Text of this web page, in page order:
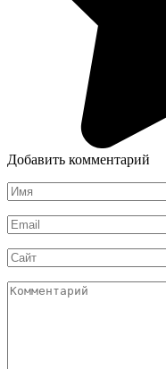
Добавить комментарий
Имя
*
Email
*
Сайт
Комментарий